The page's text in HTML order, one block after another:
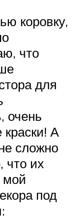
коровку,
что
для
очень
А
сложно
что их
мой
под